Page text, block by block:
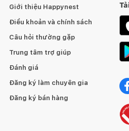
Đa dạng trong kích thước và màu
thoải mái lựa chọn theo kiến trúc
Giới thiệu Happynest
Điều khoản và chính sách
Câu hỏi thường gặp
Trung tâm trợ giúp
Đánh giá
Đăng ký làm chuyên gia
Đăng ký bán hàng